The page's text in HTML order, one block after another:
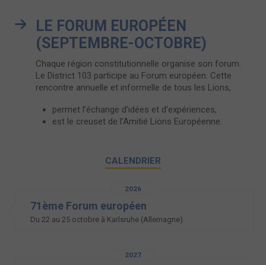
LE FORUM EUROPÉEN
(SEPTEMBRE-OCTOBRE)
Chaque région constitutionnelle organise son forum.
Le District 103 participe au Forum européen. Cette
rencontre annuelle et informelle de tous les Lions,
permet l’échange d’idées et d’expériences,
est le creuset de l’Amitié Lions Européenne.
CALENDRIER
2026
71ème Forum européen
Du 22 au 25 octobre à Karlsruhe (Allemagne).
2027